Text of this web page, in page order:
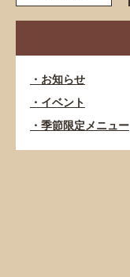
お知らせ
イベント
季節限定メニュー